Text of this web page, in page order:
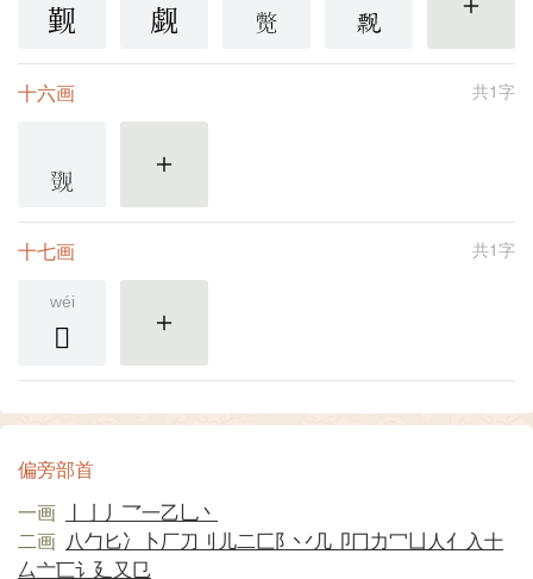
觐 觑 更多
共1字
十六画
更多
共1字
十七画
wéi
𫌭 更多
偏旁部首
一画
丨 亅 丿 乛一乙乚丶
二画 八勹匕冫 卜厂刀 刂 儿二匚阝 丷几 卩冂力冖凵人亻 入十
厶亠匸讠 廴 又㔾